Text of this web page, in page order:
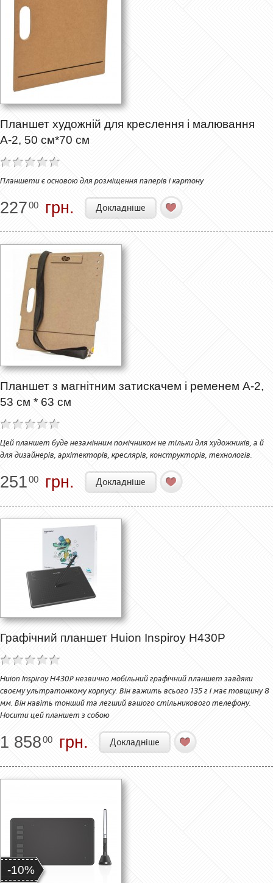
Планшет художній для креслення і малювання
А-2, 50 см*70 см
Планшети є основою для розміщення паперів і картону
22700 грн. Докладніше
Планшет з магнітним затискачем і ременем А-2,
53 см * 63 см
Цей планшет буде незамінним помічником не тільки для художників, а й
для дизайнерів, архітекторів, креслярів, конструкторів, технологів.
25100 грн. Докладніше
Графічний планшет Huion Inspiroy H430P
Huion Inspiroy H430P незвично мобільний графічний планшет завдяки
своєму ультратонкому корпусу. Він важить всього 135 г і має товщину 8
мм. Він навіть тонший та легший вашого стільникового телефону.
Носити цей планшет з собою
1 85800 грн. Докладніше
-10%